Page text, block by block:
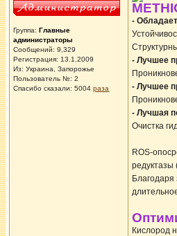
Группа:Главные
администраторы
Сообщений: 9,329
Регистрация: 13.1.2009
Из: Украина, Запорожье
Пользователь №: 2
Спасибо сказали:5004 раза
-
- Лучшее
- Лучшее
- Лучшая
Очистка
ROS-
редуктазы
Кислород